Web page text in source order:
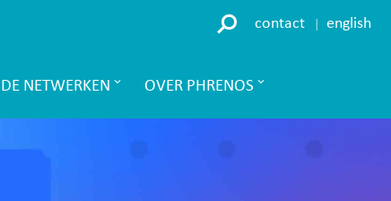
contact english
NETWERKEN OVER PHRENOS